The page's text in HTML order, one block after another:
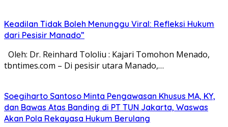
Keadilan Tidak Boleh Menunggu Viral: Refleksi Hukum
dari Pesisir Manado”
Oleh: Dr. Reinhard Tololiu : Kajari Tomohon Menado,
tbntimes.com – Di pesisir utara Manado,…
Soegiharto Santoso Minta Pengawasan Khusus MA, KY,
dan Bawas Atas Banding di PT TUN Jakarta, Waswas
Akan Pola Rekayasa Hukum Berulang